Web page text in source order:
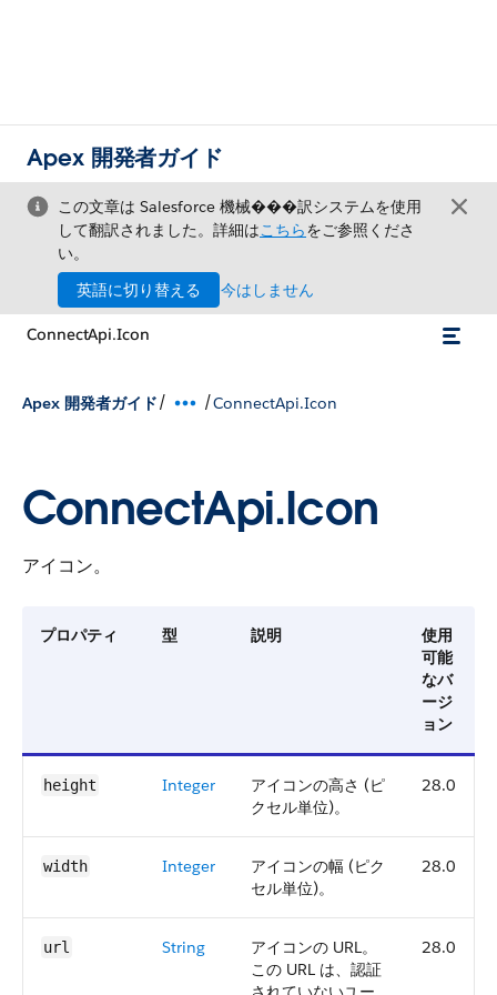
Apex 開発者ガイド
この文章は Salesforce 機械���訳システムを使用
して翻訳されました。詳細はこちらをご参照くださ
い。
英語に切り替える
今はしません
ConnectApi.Icon
Apex 開発者ガイド/ /ConnectApi.Icon
ConnectApi.Icon
アイコン。
プロパティ 型 説明
使用
可能
なバ
ージ
ョン
height Integer
アイコンの高さ (ピ
クセル単位)。
28.0
width Integer
アイコンの幅 (ピク
セル単位)。
28.0
url String
アイコンの URL。
この URL は、認証
28.0